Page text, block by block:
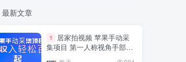
想做项目可以联系虎哥微信 虎哥一对一
解答并且远程视频教学
最新文章
1
居家拍视频 苹果手动采
集项目 第一人称视角手部操